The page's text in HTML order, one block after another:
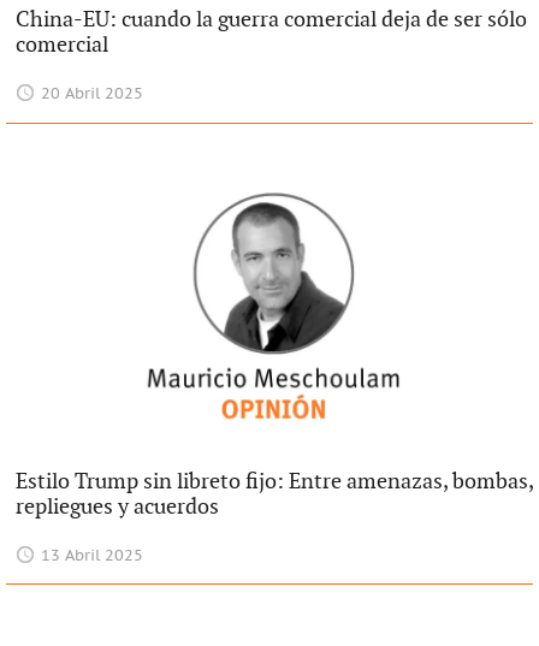
China-EU: cuando la guerra comercial deja de ser sólo
comercial
20 Abril 2025
Estilo Trump sin libreto fijo: Entre amenazas, bombas,
repliegues y acuerdos
13 Abril 2025